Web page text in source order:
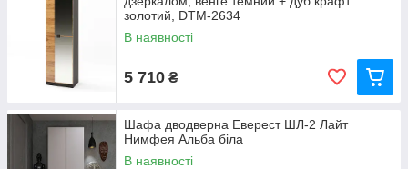
золотий, DTM-2634
В наявності
5 710 ₴
Шафа дводверна Еверест ШЛ-2 Лайт
Нимфея Альба біла
В наявності